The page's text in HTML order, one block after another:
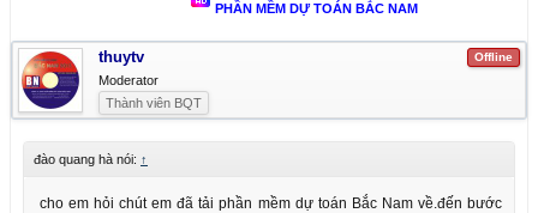
PHẦN MỀM DỰ TOÁN BẮC NAM
Offline
thuytv
Moderator
Thành viên BQT
đào quang hà nói: ↑
cho em hỏi chút em đã tải phần mềm dự toán Bắc Nam về.đến bước